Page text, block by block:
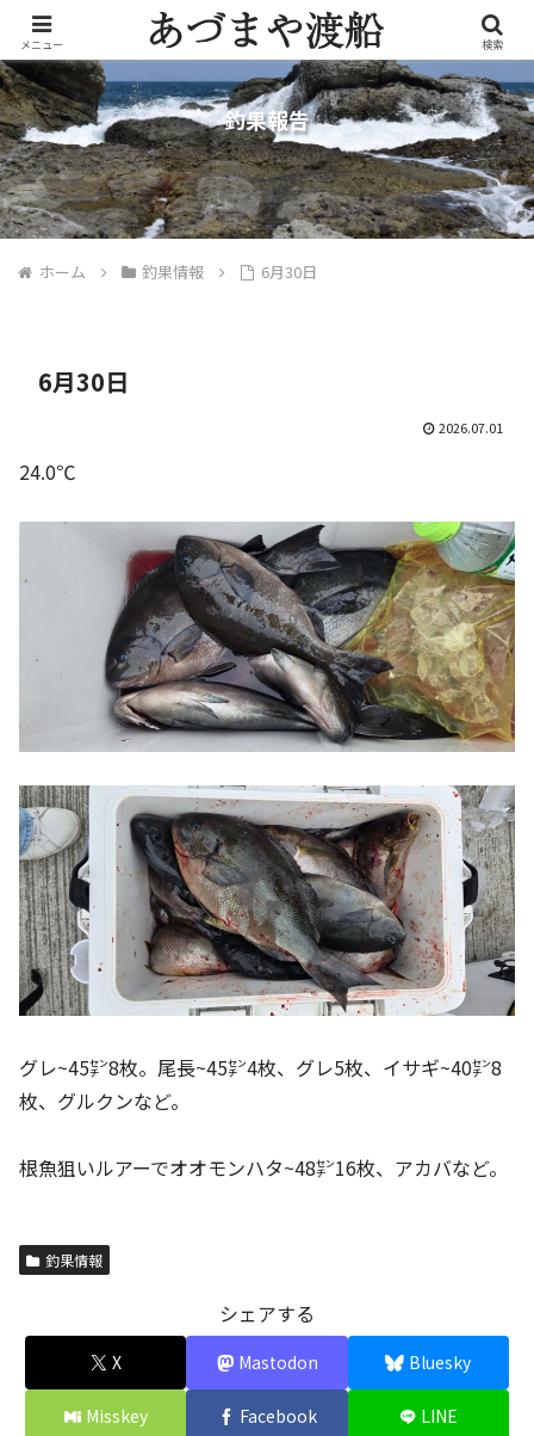
釣果報告
ホーム 釣果情報 6月30日
6月30日
2026.07.01
24.0℃
グレ~45㌢8枚。尾長~45㌢4枚、グレ5枚、イサギ~40㌢8
枚、グルクンなど。
根魚狙いルアーでオオモンハタ~48㌢16枚、アカバなど。
釣果情報
シェアする
X Mastodon Bluesky
Misskey Facebook LINE
メニュー 検索